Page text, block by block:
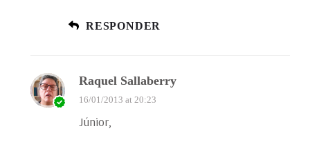
RESPONDER
Raquel Sallaberry
16/01/2013 at 20:23
Júnior,